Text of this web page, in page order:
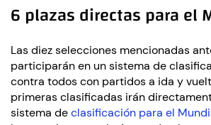
6 plazas directas para el
Las diez selecciones mencionadas
participarán en un sistema de
contra todos con partidos a ida y
primeras clasificadas irán
sistema declasificación para el